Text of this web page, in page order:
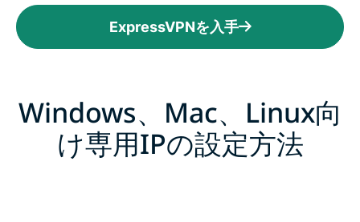
ExpressVPNを入手
Windows、Mac、Linux向
け専用IPの設定方法